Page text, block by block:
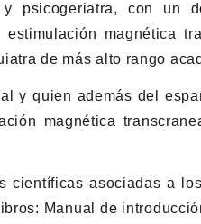
psicogeriatra, con un
magnética
de más alto rango
y quien además del
magnética
científicas asociadas a
Manual de